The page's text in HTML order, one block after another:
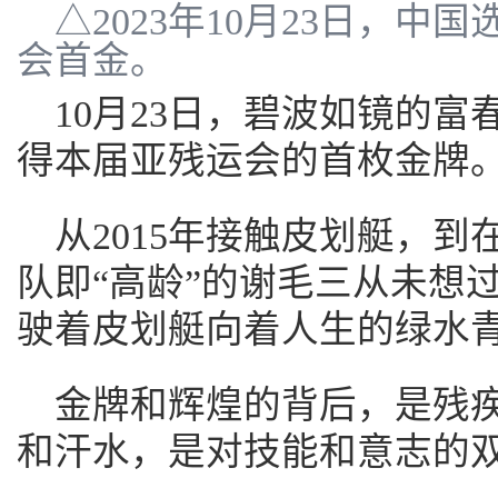
△2023年10月23日，中国
会首金。
10月23日，碧波如镜的富
得本届亚残运会的首枚金牌
从2015年接触皮划艇，到
队即“高龄”的谢毛三从未想
驶着皮划艇向着人生的绿水
金牌和辉煌的背后，是残
和汗水，是对技能和意志的